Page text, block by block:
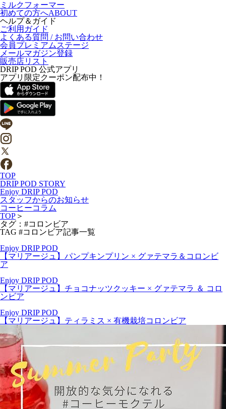
ミルクフォーマー
初めての方へABOUT
ヘルプ＆ガイド
ご利用ガイド
よくある質問 / お問い合わせ
会員プレミアムステージ
メールマガジン登録
販売店リスト
DRIP POD 公式アプリ
アプリ限定クーポン配布中！
TOP
DRIP POD STORY
Enjoy DRIP POD
スタッフからのお知らせ
コーヒーコラム
TOP ＞
タグ：#コロンビア
TAG #コロンビア記事一覧
Enjoy DRIP POD
【マリアージュ】パンプキンプリン × グァテマラ＆コロンビ
ア
Enjoy DRIP POD
【マリアージュ】チョコナッツクッキー × グァテマラ ＆ コロ
ンビア
Enjoy DRIP POD
【マリアージュ】ティラミス × 有機栽培コロンビア